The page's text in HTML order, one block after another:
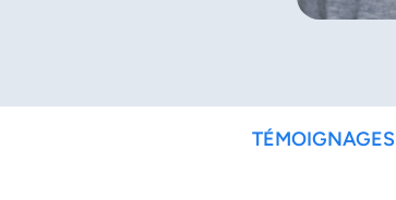
TÉMOIGNAGES